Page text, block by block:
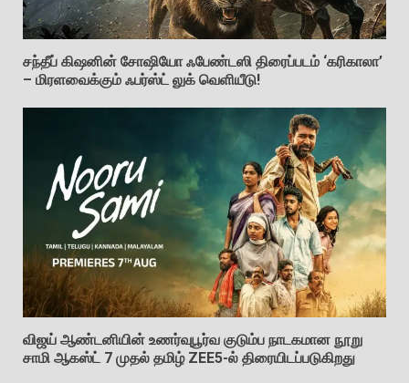
சந்தீப் கிஷனின் சோஷியோ ஃபேண்டஸி திரைப்படம் ‘கரிகாலா’
– மிரளவைக்கும் ஃபர்ஸ்ட் லுக் வெளியீடு!
விஜய் ஆண்டனியின் உணர்வுபூர்வ குடும்ப நாடகமான நூறு
சாமி ஆகஸ்ட் 7 முதல் தமிழ் ZEE5-ல் திரையிடப்படுகிறது